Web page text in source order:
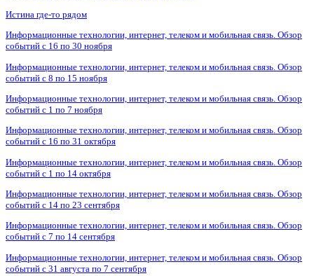
Истина где-то рядом
Информационные технологии, интернет, телеком и мобильная связь. Обзор
событий с 16 по 30 ноября
Информационные технологии, интернет, телеком и мобильная связь. Обзор
событий с 8 по 15 ноября
Информационные технологии, интернет, телеком и мобильная связь. Обзор
событий с 1 по 7 ноября
Информационные технологии, интернет, телеком и мобильная связь. Обзор
событий с 16 по 31 октября
Информационные технологии, интернет, телеком и мобильная связь. Обзор
событий с 1 по 14 октября
Информационные технологии, интернет, телеком и мобильная связь. Обзор
событий с 14 по 23 сентября
Информационные технологии, интернет, телеком и мобильная связь. Обзор
событий с 7 по 14 сентября
Информационные технологии, интернет, телеком и мобильная связь. Обзор
событий с 31 августа по 7 сентября